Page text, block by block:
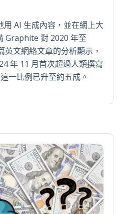
AI 生成內容，並在網上大
Graphite 對 2020 年至
英文網絡文章的分析顯示，
年 11 月首次超過人類撰寫
一比例已升至約五成。